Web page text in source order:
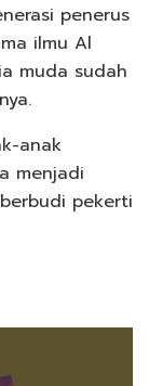
penerus
ilmu Al
muda sudah
anak
menjadi
pekerti